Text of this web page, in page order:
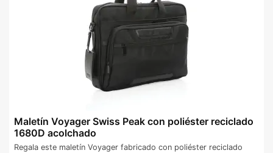
Maletín Voyager Swiss Peak con poliéster reciclado
1680D acolchado
Regala este maletín Voyager fabricado con poliéster reciclado